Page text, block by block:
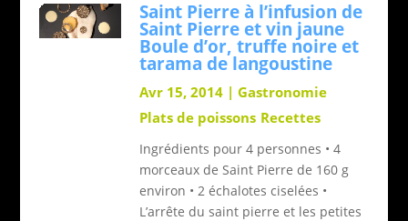
Saint Pierre à l’infusion de
Saint Pierre et vin jaune
Boule d’or, truffe noire et
tarama de langoustine
Avr 15, 2014 |Gastronomie
Plats de poissons Recettes
Ingrédients pour 4 personnes • 4
morceaux de Saint Pierre de 160 g
environ • 2 échalotes ciselées •
L’arrête du saint pierre et les petites